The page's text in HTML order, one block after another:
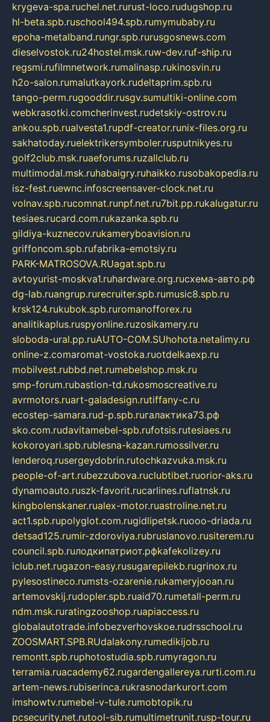
krygeva-spa.ruchel.net.rurust-loco.rudugshop.ru
hl-beta.spb.ruschool494.spb.rumymubaby.ru
epoha-metalband.rungr.spb.rurusgosnews.com
dieselvostok.ru24hostel.msk.ruw-dev.ruf-ship.ru
regsmi.rufilmnetwork.rumalinasp.rukinosvin.ru
h2o-salon.rumalutkayork.rudeltaprim.spb.ru
tango-perm.rugooddir.rusgv.sumultiki-online.com
webkrasotki.comcherinvest.rudetskiy-ostrov.ru
ankou.spb.rualvesta1.rupdf-creator.runix-files.org.ru
sakhatoday.ruelektrikersymboler.rusputnikyes.ru
golf2club.msk.ruaeforums.ruzallclub.ru
multimodal.msk.ruhabaigry.ruhaikko.rusobakopedia.ru
isz-fest.ruewnc.infoscreensaver-clock.net.ru
volnav.spb.rucomnat.runpf.net.ru7bit.pp.rukalugatur.ru
tesiaes.rucard.com.rukazanka.spb.ru
gildiya-kuznecov.rukameryboavision.ru
griffoncom.spb.rufabrika-emotsiy.ru
PARK-MATROSOVA.RUagat.spb.ru
avtoyurist-moskva1.ruhardware.org.ruсхема-авто.рф
dg-lab.ruangrup.rurecruiter.spb.rumusic8.spb.ru
krsk124.rukubok.spb.ruromanofforex.ru
analitikaplus.ruspyonline.ruzosikamery.ru
sloboda-ural.pp.ruAUTO-COM.SUhohota.netalimy.ru
online-z.comaromat-vostoka.ruotdelkaexp.ru
mobilvest.rubbd.net.rumebelshop.msk.ru
smp-forum.rubastion-td.rukosmoscreative.ru
avrmotors.ruart-galadesign.rutiffany-c.ru
ecostep-samara.rud-p.spb.ruгалактика73.рф
sko.com.rudavitamebel-spb.rufotsis.rutesiaes.ru
kokoroyari.spb.rublesna-kazan.rumossilver.ru
lenderoq.rusergeydobrin.rutochkazvuka.msk.ru
people-of-art.rubezzubova.ruclubtibet.ruorior-aks.ru
dynamoauto.ruszk-favorit.rucarlines.ruflatnsk.ru
kingbolenskaner.rualex-motor.ruastroline.net.ru
act1.spb.rupolyglot.com.rugidlipetsk.ruooo-driada.ru
detsad125.rumir-zdoroviya.rubruslanovo.rusiterem.ru
council.spb.ruлодкипатриот.рфkafekolizey.ru
iclub.net.rugazon-easy.rusugarepilekb.rugrinox.ru
pylesostineco.rumsts-ozarenie.rukameryjooan.ru
artemovskij.rudopler.spb.ruaid70.rumetall-perm.ru
ndm.msk.ruratingzooshop.ruapiaccess.ru
globalautotrade.infobezverhovskoe.rudrsschool.ru
ZOOSMART.SPB.RUdalakony.rumedikijob.ru
remontt.spb.ruphotostudia.spb.rumyragon.ru
terramia.ruacademy62.rugardengallereya.rurti.com.ru
artem-news.rubiserinca.rukrasnodarkurort.com
imshowtv.rumebel-v-tule.rumobtopik.ru
pcsecurity.net.rutool-sib.rumultimetrunit.rusp-tour.ru